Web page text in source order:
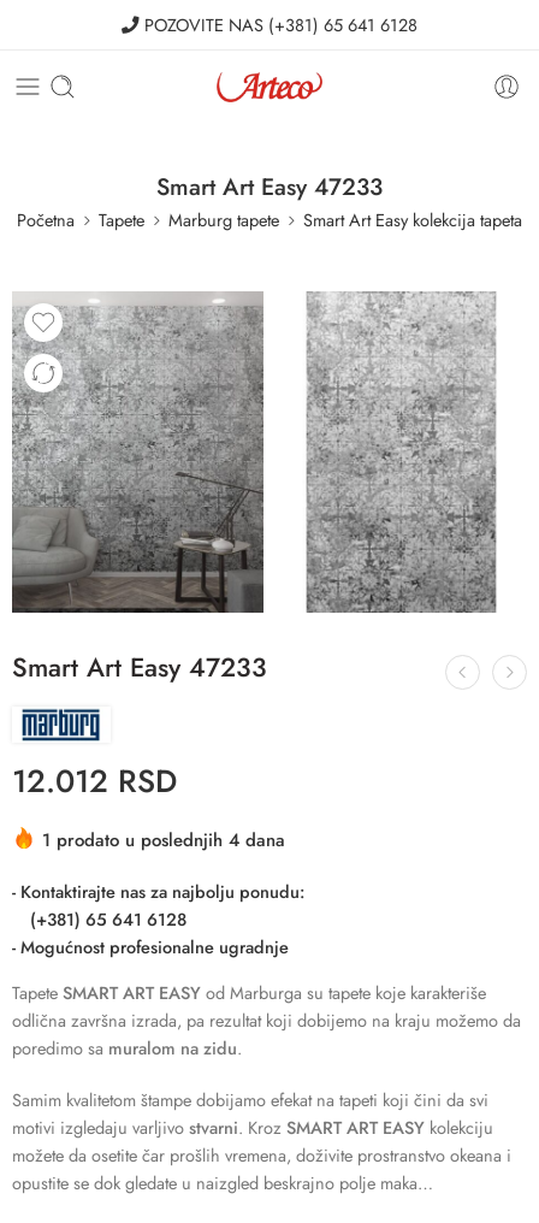
POZOVITE NAS (+381) 65 641 6128
Smart Art Easy 47233
Početna Tapete Marburg tapete Smart Art Easy kolekcija tapeta
Smart Art Easy 47233
12.012 RSD
1 prodato u poslednjih 4 dana
- Kontaktirajte nas za najbolju ponudu:
(+381) 65 641 6128
- Mogućnost profesionalne ugradnje
TapeteSMART ART EASYod Marburga su tapete koje karakteriše
odlična završna izrada, pa rezultat koji dobijemo na kraju možemo da
poredimo sa muralom na zidu.
Samim kvalitetom štampe dobijamo efekat na tapeti koji čini da svi
motivi izgledaju varljivostvarni. Kroz SMART ART EASY kolekciju
možete da osetite čar prošlih vremena, doživite prostranstvo okeana i
opustite se dok gledate u naizgled beskrajno polje maka…